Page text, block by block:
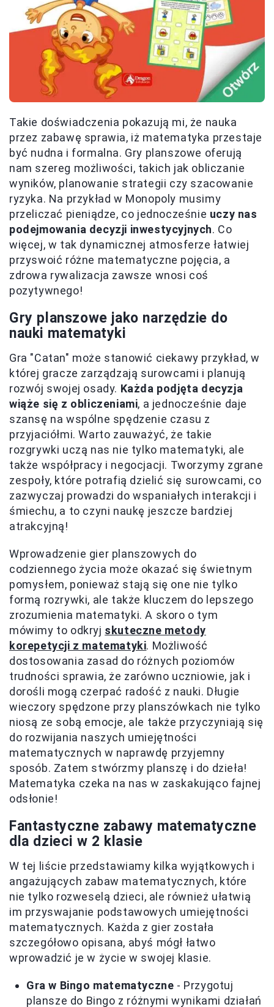
Takie doświadczenia pokazują mi, że nauka
przez zabawę sprawia, iż matematyka przestaje
być nudna i formalna. Gry planszowe oferują
nam szereg możliwości, takich jak obliczanie
wyników, planowanie strategii czy szacowanie
ryzyka. Na przykład w Monopoly musimy
przeliczać pieniądze, co jednocześnie uczy nas
podejmowania decyzji inwestycyjnych. Co
więcej, w tak dynamicznej atmosferze łatwiej
przyswoić różne matematyczne pojęcia, a
zdrowa rywalizacja zawsze wnosi coś
pozytywnego!
Gry planszowe jako narzędzie do
nauki matematyki
Gra "Catan" może stanowić ciekawy przykład, w
której gracze zarządzają surowcami i planują
rozwój swojej osady. Każda podjęta decyzja
wiąże się z obliczeniami, a jednocześnie daje
szansę na wspólne spędzenie czasu z
przyjaciółmi. Warto zauważyć, że takie
rozgrywki uczą nas nie tylko matematyki, ale
także współpracy i negocjacji. Tworzymy zgrane
zespoły, które potrafią dzielić się surowcami, co
zazwyczaj prowadzi do wspaniałych interakcji i
śmiechu, a to czyni naukę jeszcze bardziej
atrakcyjną!
Wprowadzenie gier planszowych do
codziennego życia może okazać się świetnym
pomysłem, ponieważ stają się one nie tylko
formą rozrywki, ale także kluczem do lepszego
zrozumienia matematyki. A skoro o tym
mówimy to odkryj skuteczne metody
korepetycji z matematyki. Możliwość
dostosowania zasad do różnych poziomów
trudności sprawia, że zarówno uczniowie, jak i
dorośli mogą czerpać radość z nauki. Długie
wieczory spędzone przy planszówkach nie tylko
niosą ze sobą emocje, ale także przyczyniają się
do rozwijania naszych umiejętności
matematycznych w naprawdę przyjemny
sposób. Zatem stwórzmy planszę i do dzieła!
Matematyka czeka na nas w zaskakująco fajnej
odsłonie!
Fantastyczne zabawy matematyczne
dla dzieci w 2 klasie
W tej liście przedstawiamy kilka wyjątkowych i
angażujących zabaw matematycznych, które
nie tylko rozweselą dzieci, ale również ułatwią
im przyswajanie podstawowych umiejętności
matematycznych. Każda z gier została
szczegółowo opisana, abyś mógł łatwo
wprowadzić je w życie w swojej klasie.
Gra w Bingo matematyczne - Przygotuj
plansze do Bingo z różnymi wynikami działań